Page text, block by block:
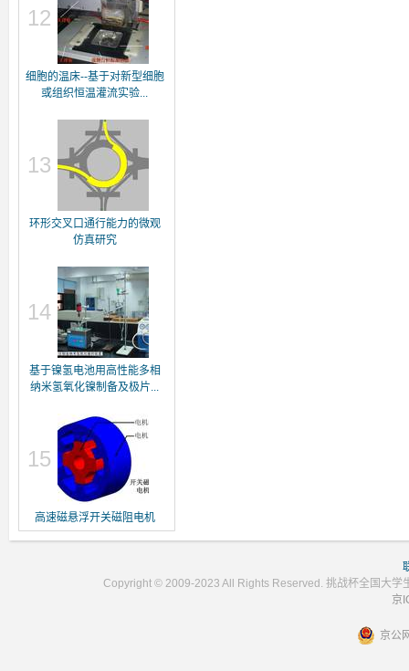
12
细胞的温床--基于对新型细胞
或组织恒温灌流实验...
13
环形交叉口通行能力的微观
仿真研究
14
基于镍氢电池用高性能多相
纳米氢氧化镍制备及极片...
15
高速磁悬浮开关磁阻电机
Copyright © 2009-2023 All Rights Reserved. 挑战杯全国大学
京
京公